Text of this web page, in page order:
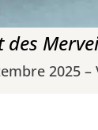
des
2025